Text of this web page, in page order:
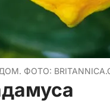
ФОТО: